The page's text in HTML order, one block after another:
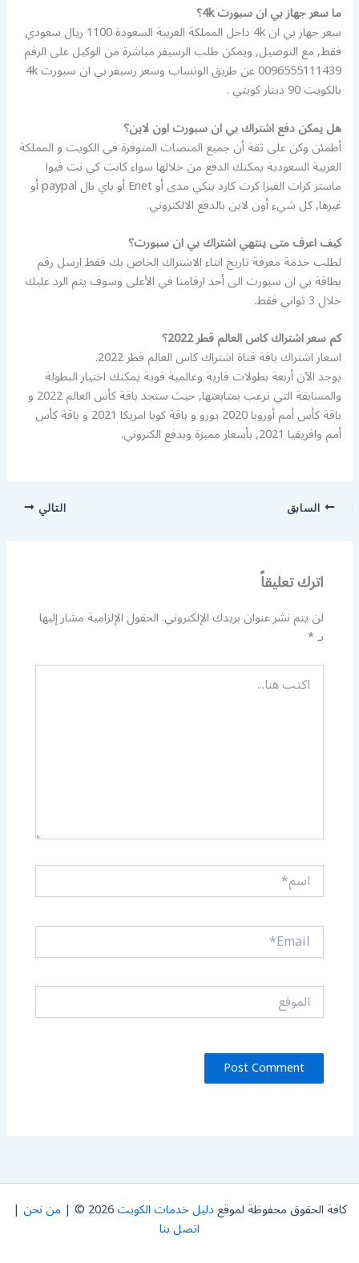
ما سعر جهاز بي ان سبورت 4k؟
سعر جهاز بي ان 4k داخل المملكة العربية السعودة 1100 ريال سعودي
فقط, مع التوصيل, ويمكن طلب الرسيفر مباشرة من الوكيل على الرقم
0096555111439 عن طريق الوتساب وسعر رسيفر بي ان سبورت 4k
بالكويت 90 دينار كويتي .
هل يمكن دفع اشتراك بي ان سبورت اون لاين؟
أطمئن وكن على ثقة أن جميع المنصات المتوفرة في الكويت و المملكة
العربية السعودية يمكنك الدفع من خلالها سواء كانت كي نت فيوا
ماستر كرات الفيزا كرت كارد بنكي مدى أو Enet أو باي بال paypal أو
غيرها, كل شيء أون لاين بالدفع الالكتروني.
كيف اعرف متى ينتهي اشتراك بي ان سبورت؟
لطلب خدمة معرفة تاريخ انتاء الاشتراك الخاص بك فقط ارسل رقم
بطاقة بي ان سبورت الى أحد ارقامنا في الأعلى وسوف يتم الرد عليك
خلال 3 ثواني فقط.
كم سعر اشتراك كاس العالم قطر 2022؟
اسعار اشتراك باقة قناة اشتراك كاس العالم قطر 2022.
يوجد الآن أربعة بطولات قارية وعالمية قوية يمكنك اختيار البطولة
والمسابقة التي ترغب بمتابعتها, حيث ستجد باقة كأس العالم 2022 و
باقة كأس أمم أوروبا 2020 يورو و باقة كوبا امريكا 2021 و باقة كأس
أمم وافريقيا 2021, بأسعار مميزة وبدفع الكتروني.
السابق التالي
اترك تعليقاً
لن يتم نشر عنوان بريدك الإلكتروني.الحقول الإلزامية مشار إليها
بـ*
اكتب
هنا...
اسم*
Email*
الموقع
كافة الحقوق محفوظة لموقعدليل خدمات الكويت2026 © | من نحن |
اتصل بنا